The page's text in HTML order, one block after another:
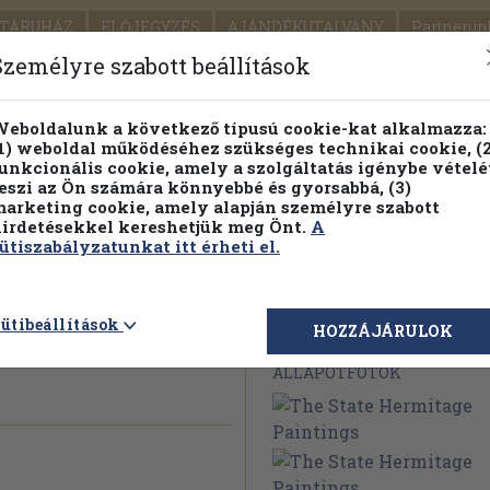
ELŐJEGYZÉS AJÁNDÉKUTALVÁNY
SEGÍTSÉG
PILLANATNYI ÁRAINK FENNTARTHATÓ
Részletes kereső Témaköri fa
Megvásárolható
ÁLLAPOTFOTÓK
szabott beállítások
a következő típusú cookie-kat alkalmazza:
weboldal működéséhez szükséges technikai cookie,
cookie, amely a szolgáltatás igénybe
az Ön számára könnyebbé és gyorsabbá, (3)
cookie, amely alapján személyre szabott
kereshetjük meg Önt. A
itt érheti el.
HOZZÁJÁRULOK